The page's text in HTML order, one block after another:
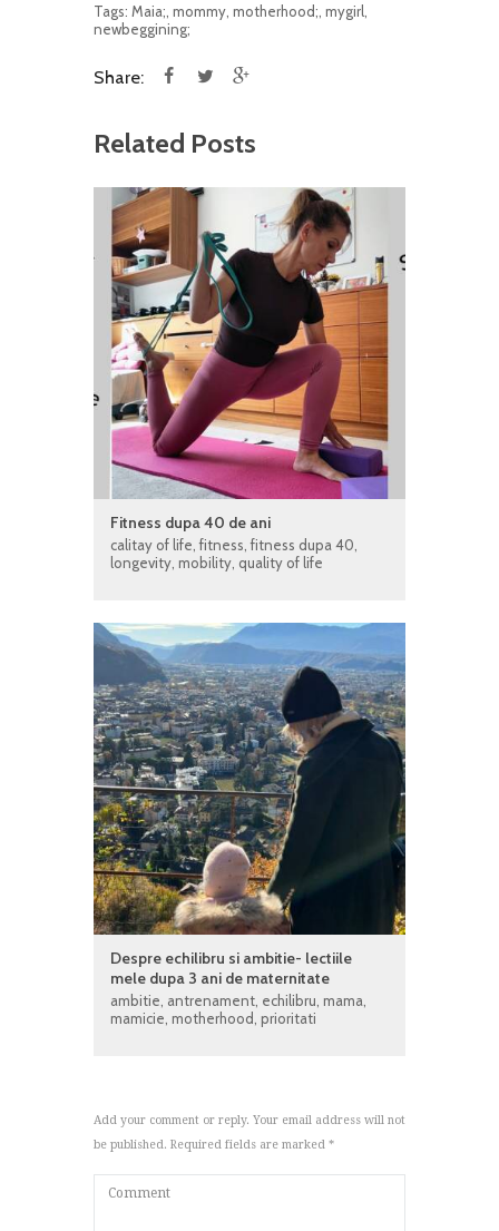
Tags: Maia; mommy motherhood; mygirl
newbeggining;
Share:
Related Posts
Fitness dupa 40 de ani
calitay of life ,fitness ,fitness dupa 40
longevity mobility quality of life
Despre echilibru si ambitie- lectiile
mele dupa 3 ani de maternitate
ambitie antrenament echilibru mama
mamicie motherhood prioritati
Add your comment or reply. Your email address will not
be published. Required fields are marked *